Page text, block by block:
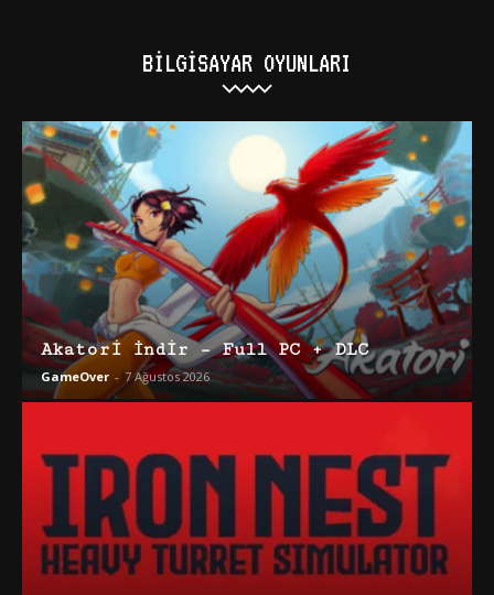
BILGISAYAR OYUNLARI
Akatori İndir – Full PC + DLC
GameOver - 7 Ağustos 2026